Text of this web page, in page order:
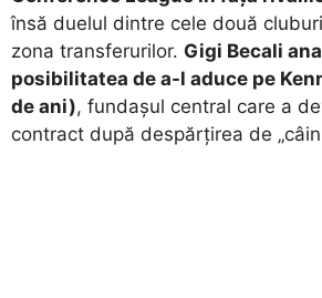
însă duelul dintre cele două
zona transferurilor. Gigi Becali
posibilitatea de a-l aduce pe
de ani), fundașul central care a
contract după despărțirea de